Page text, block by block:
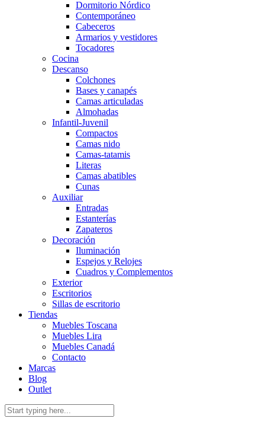
Dormitorio Nórdico
Contemporáneo
Cabeceros
Armarios y vestidores
Tocadores
Cocina
Descanso
Colchones
Bases y canapés
Camas articuladas
Almohadas
Infantil-Juvenil
Compactos
Camas nido
Camas-tatamis
Literas
Camas abatibles
Cunas
Auxiliar
Entradas
Estanterías
Zapateros
Decoración
Iluminación
Espejos y Relojes
Cuadros y Complementos
Exterior
Escritorios
Sillas de escritorio
Tiendas
Muebles Toscana
Muebles Lira
Muebles Canadá
Contacto
Marcas
Blog
Outlet